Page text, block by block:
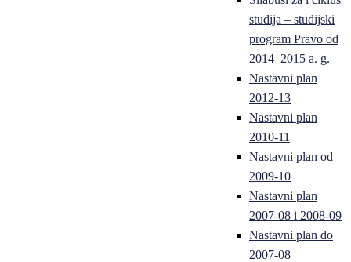
studija – studijski
program Pravo od
2014–2015 a. g.
Nastavni plan
2012-13
Nastavni plan
2010-11
Nastavni plan od
2009-10
Nastavni plan
2007-08 i 2008-09
Nastavni plan do
2007-08